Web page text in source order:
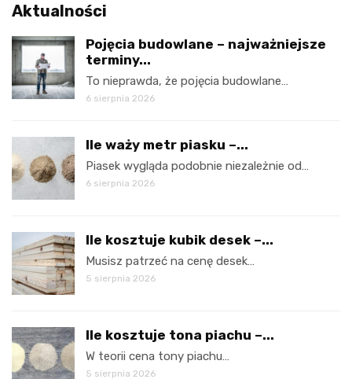
Aktualności
Pojęcia budowlane – najważniejsze
terminy...
To nieprawda, że pojęcia budowlane…
6 sierpnia 2026
Ile waży metr piasku –...
Piasek wygląda podobnie niezależnie od…
6 sierpnia 2026
Ile kosztuje kubik desek –...
Musisz patrzeć na cenę desek…
5 sierpnia 2026
Ile kosztuje tona piachu –...
W teorii cena tony piachu…
5 sierpnia 2026